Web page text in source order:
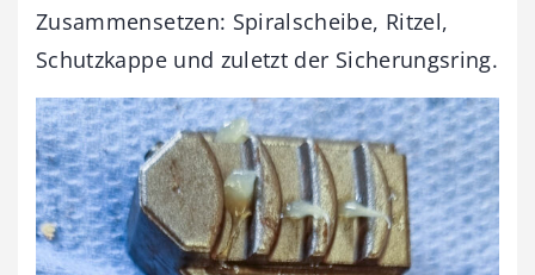
Zusammensetzen: Spiralscheibe, Ritzel,
Schutzkappe und zuletzt der Sicherungsring.